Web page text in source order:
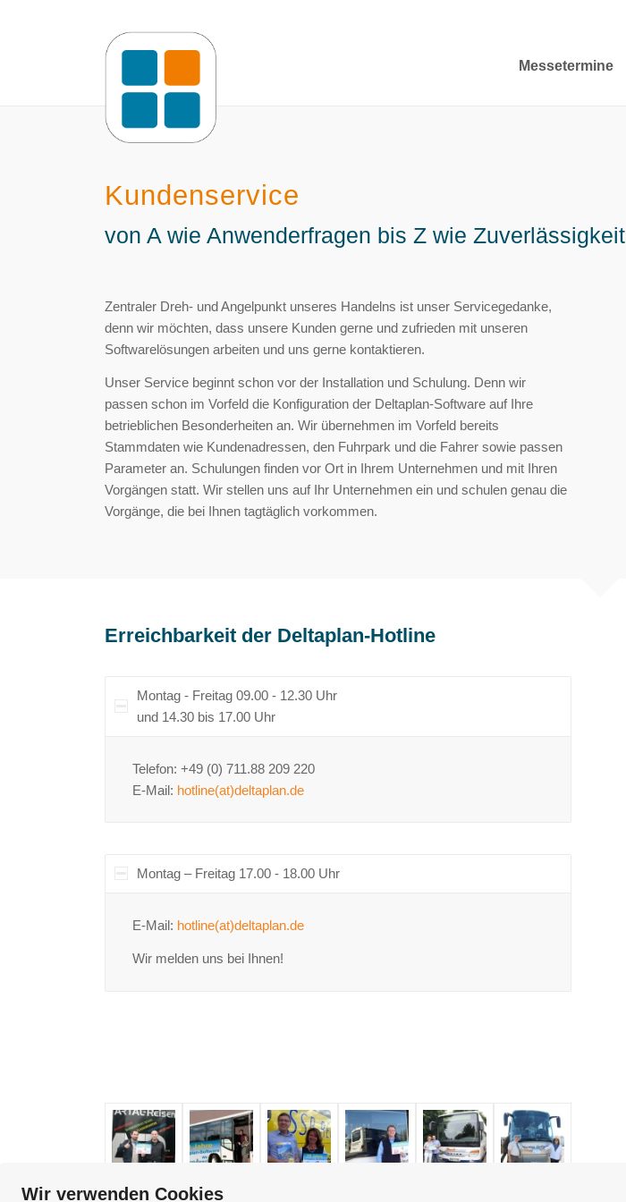
Messetermine
Kundenservice
von A wie Anwenderfragen bis Z wie Zuverlässigkeit
Zentraler Dreh- und Angelpunkt unseres Handelns ist unser Servicegedanke,
denn wir möchten, dass unsere Kunden gerne und zufrieden mit unseren
Softwarelösungen arbeiten und uns gerne kontaktieren.
Unser Service beginnt schon vor der Installation und Schulung. Denn wir
passen schon im Vorfeld die Konfiguration der Deltaplan-Software auf Ihre
betrieblichen Besonderheiten an. Wir übernehmen im Vorfeld bereits
Stammdaten wie Kundenadressen, den Fuhrpark und die Fahrer sowie passen
Parameter an. Schulungen finden vor Ort in Ihrem Unternehmen und mit Ihren
Vorgängen statt. Wir stellen uns auf Ihr Unternehmen ein und schulen genau die
Vorgänge, die bei Ihnen tagtäglich vorkommen.
Erreichbarkeit der Deltaplan-Hotline
Montag - Freitag 09.00 - 12.30 Uhr
und 14.30 bis 17.00 Uhr
Telefon: +49 (0) 711.88 209 220
E-Mail: hotline(at)deltaplan.de
Montag – Freitag 17.00 - 18.00 Uhr
E-Mail: hotline(at)deltaplan.de
Wir melden uns bei Ihnen!
Wir verwenden Cookies